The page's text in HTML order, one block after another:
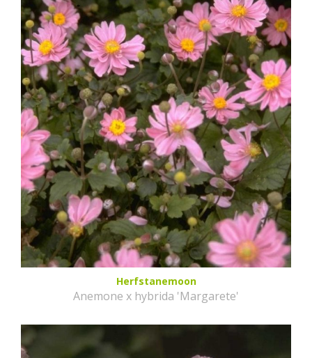
Herfstanemoon
Anemone x hybrida 'Margarete'